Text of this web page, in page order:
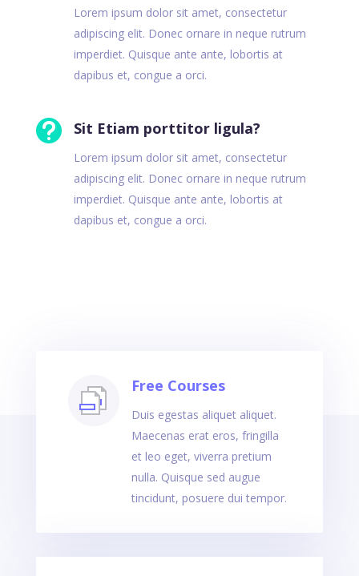
Lorem ipsum dolor sit amet, consectetur
adipiscing elit. Donec ornare in neque rutrum
imperdiet. Quisque ante ante, lobortis at
dapibus et, congue a orci.
 Sit Etiam porttitor ligula?
Lorem ipsum dolor sit amet, consectetur
adipiscing elit. Donec ornare in neque rutrum
imperdiet. Quisque ante ante, lobortis at
dapibus et, congue a orci.
Free Courses
Duis egestas aliquet aliquet.
Maecenas erat eros, fringilla
et leo eget, viverra pretium
nulla. Quisque sed augue
tincidunt, posuere dui tempor.